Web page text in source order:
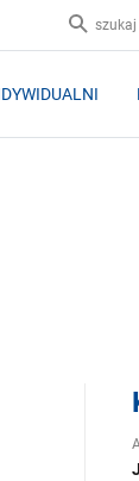
szukaj